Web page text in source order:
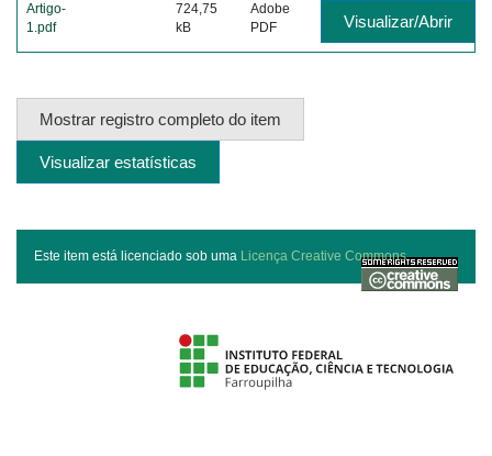
Artigo-
1.pdf
724,75
kB
Adobe
PDF
Visualizar/Abrir
Mostrar registro completo do item
Visualizar estatísticas
Este item está licenciado sob uma Licença Creative Commons